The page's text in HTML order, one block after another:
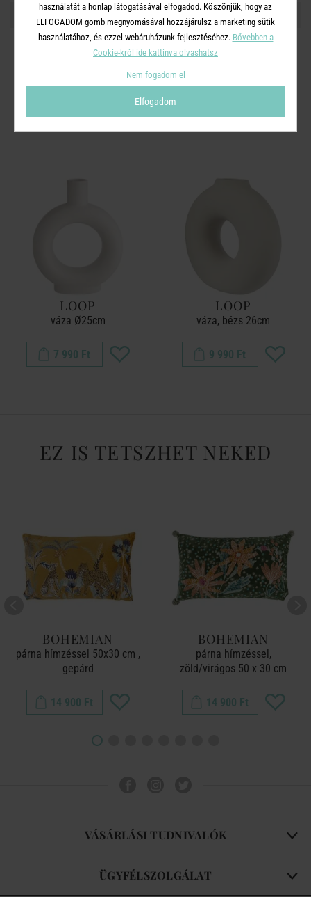
OSZD MEG MÁSOKKAL!
A TERMÉKCSALÁD TOVÁBBI
TERMÉKEI
LOOP
váza Ø25cm
7 990 Ft
LOOP
váza, bézs 26cm
9 990 Ft
EZ IS TETSZHET NEKED
BOHEMIAN
párna hímzéssel 50x30 cm ,
gepárd
14 900 Ft
BOHEMIAN
párna hímzéssel,
zöld/virágos 50 x 30 cm
14 900 Ft
VÁSÁRLÁSI TUDNIVALÓK
ÜGYFÉLSZOLGÁLAT
használatát a honlap látogatásával elfogadod. Köszönjük, hogy az
ELFOGADOM gomb megnyomásával hozzájárulsz a marketing sütik
használatához, és ezzel webáruházunk fejlesztéséhez. Bővebben a
Cookie-król ide kattinva olvashatsz
Nem fogadom el
Elfogadom